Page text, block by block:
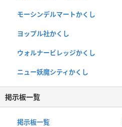
モーシンデルマートかくし
ヨップル社かくし
ウォルナービレッジかくし
ニュー妖魔シティかくし
掲示板一覧
掲示板一覧